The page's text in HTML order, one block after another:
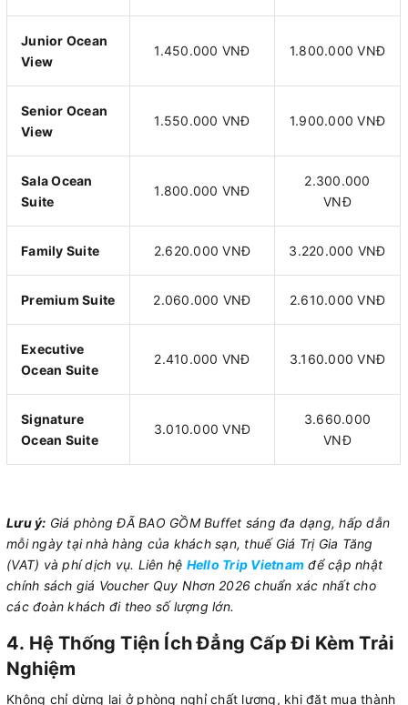
Junior Ocean
View
1.450.000 VNĐ 1.800.000 VNĐ
Senior Ocean
View
1.550.000 VNĐ 1.900.000 VNĐ
Sala Ocean
Suite
1.800.000 VNĐ
2.300.000
VNĐ
Family Suite 2.620.000 VNĐ 3.220.000 VNĐ
Premium Suite 2.060.000 VNĐ 2.610.000 VNĐ
Executive
Ocean Suite
2.410.000 VNĐ 3.160.000 VNĐ
Signature
Ocean Suite
3.010.000 VNĐ
3.660.000
VNĐ
Lưu ý: Giá phòng ĐÃ BAO GỒM Buffet sáng đa dạng, hấp dẫn
mỗi ngày tại nhà hàng của khách sạn, thuế Giá Trị Gia Tăng
(VAT) và phí dịch vụ. Liên hệ Hello Trip Vietnam để cập nhật
chính sách giá Voucher Quy Nhơn 2026 chuẩn xác nhất cho
các đoàn khách đi theo số lượng lớn.
4. Hệ Thống Tiện Ích Đẳng Cấp Đi Kèm Trải
Nghiệm
Không chỉ dừng lại ở phòng nghỉ chất lượng, khi đặt mua thành